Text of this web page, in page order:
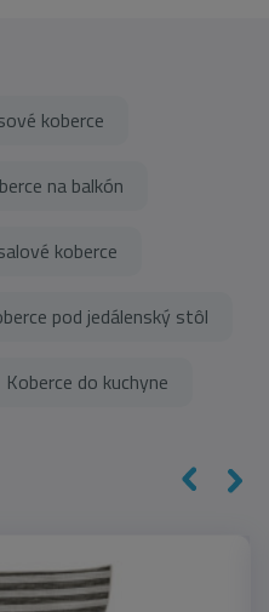
koberce
na balkón
koberce
pod jedálenský stôl
Koberce do kuchyne